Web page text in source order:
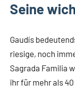
Seine
Gaudís
riesige, noch
Sagrada Familia
ihr für mehr als